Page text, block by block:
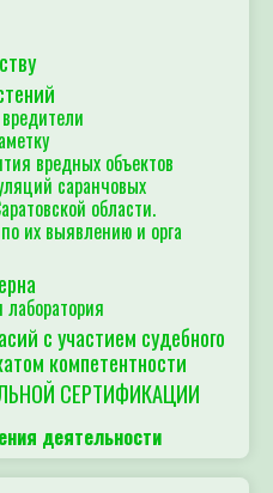
вредных объектов
саранчовых
области.
их выявлению и орга
с участием судебного
компетентности
СЕРТИФИКАЦИИ
деятельности